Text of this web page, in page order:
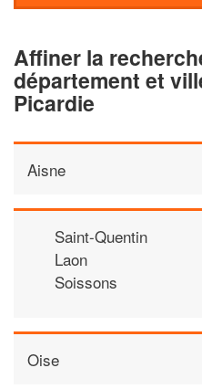
Affiner la
département et
Picardie
Aisne
Saint-Quentin
Laon
Soissons
Oise